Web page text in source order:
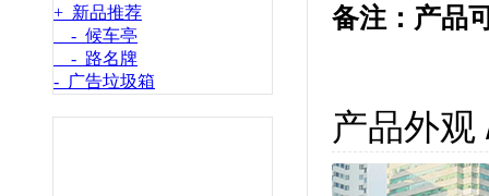
+ 新品推荐
- 候车亭
- 路名牌
- 广告垃圾箱
备注：产品
产品外观